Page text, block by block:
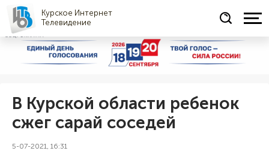
Курское Интернет
Телевидение
СОЦРЕКЛАМА
В Курской области ребенок
сжег сарай соседей
5-07-2021, 16:31